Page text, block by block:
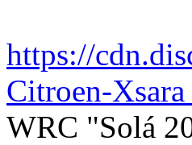
https://
Citroen-
WRC "Solá